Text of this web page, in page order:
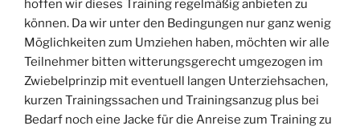
hoffen wir dieses Training regelmäßig anbieten zu
können. Da wir unter den Bedingungen nur ganz wenig
Möglichkeiten zum Umziehen haben, möchten wir alle
Teilnehmer bitten witterungsgerecht umgezogen im
Zwiebelprinzip mit eventuell langen Unterziehsachen,
kurzen Trainingssachen und Trainingsanzug plus bei
Bedarf noch eine Jacke für die Anreise zum Training zu